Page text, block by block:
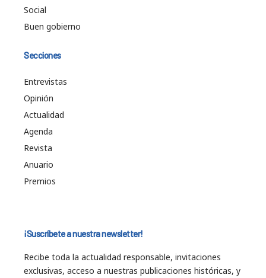
Social
Buen gobierno
Secciones
Entrevistas
Opinión
Actualidad
Agenda
Revista
Anuario
Premios
¡Suscríbete a nuestra newsletter!
Recibe toda la actualidad responsable, invitaciones
exclusivas, acceso a nuestras publicaciones históricas, y